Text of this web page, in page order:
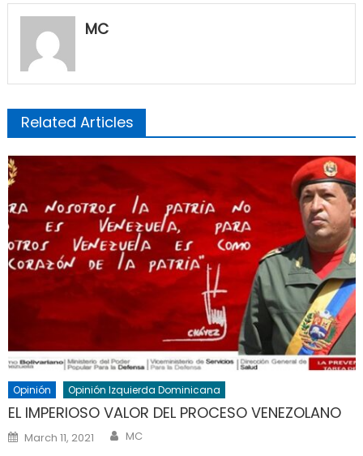
MC
Related Articles
Opinión Opinión Izquierda Dominicana
EL IMPERIOSO VALOR DEL PROCESO VENEZOLANO
Posted
on
March 11, 2021 Author
MC